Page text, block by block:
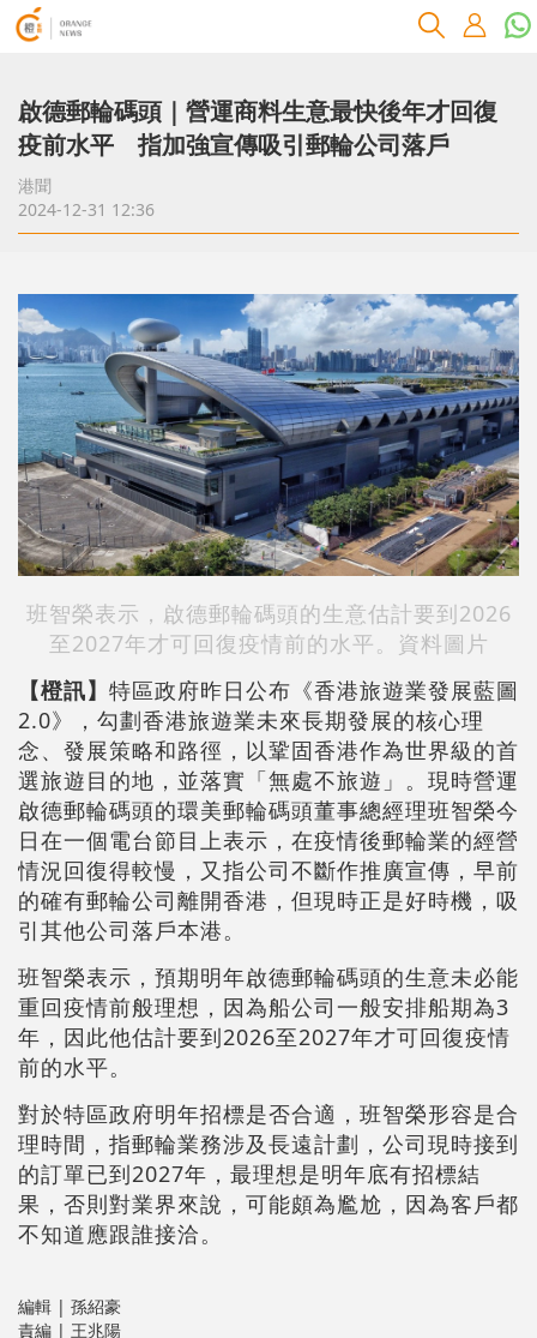
啟德郵輪碼頭｜營運商料生意最快後年才回復
疫前水平 指加強宣傳吸引郵輪公司落戶
港聞
2024-12-31 12:36
班智榮表示，啟德郵輪碼頭的生意估計要到2026
至2027年才可回復疫情前的水平。資料圖片
【橙訊】 特區政府昨日公布《香港旅遊業發展藍圖
2.0》，勾劃香港旅遊業未來長期發展的核心理
念、發展策略和路徑，以鞏固香港作為世界級的首
選旅遊目的地，並落實「無處不旅遊」。現時營運
啟德郵輪碼頭的環美郵輪碼頭董事總經理班智榮今
日在一個電台節目上表示，在疫情後郵輪業的經營
情況回復得較慢，又指公司不斷作推廣宣傳，早前
的確有郵輪公司離開香港，但現時正是好時機，吸
引其他公司落戶本港。
班智榮表示，預期明年啟德郵輪碼頭的生意未必能
重回疫情前般理想，因為船公司一般安排船期為3
年，因此他估計要到2026至2027年才可回復疫情
前的水平。
對於特區政府明年招標是否合適，班智榮形容是合
理時間，指郵輪業務涉及長遠計劃，公司現時接到
的訂單已到2027年，最理想是明年底有招標結
果，否則對業界來說，可能頗為尷尬，因為客戶都
不知道應跟誰接洽。
編輯 | 孫紹豪
責編 | 王兆陽